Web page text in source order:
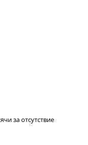
за отсутствие